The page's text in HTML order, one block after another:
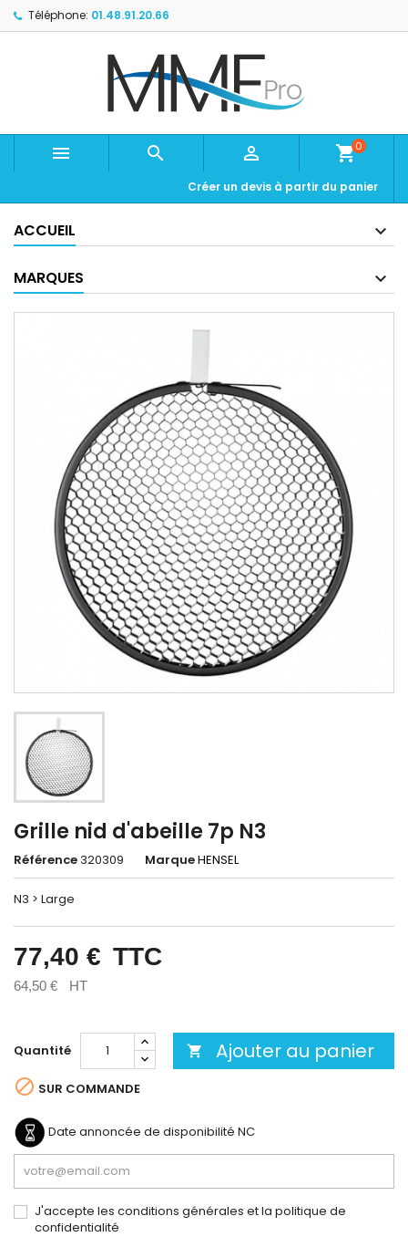
Téléphone: 01.48.91.20.66
   shopping_cart0
Créer un devis à partir du panier
ACCUEIL
MARQUES
Grille nid d'abeille 7p N3
Référence320309 MarqueHENSEL
N3 > Large
77,40 € TTC
64,50 € HT
Quantité  Ajouter au panier
 SUR COMMANDE
Date annoncée de disponibilité NC
J'accepte les conditions générales et la politique de
confidentialité